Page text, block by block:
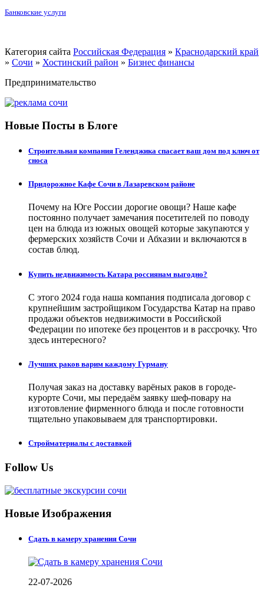
Банковские услуги
Категория сайта Российская Федерация » Краснодарский край
» Сочи » Хостинский район » Бизнес финансы
Предпринимательство
Новые Посты в Блоге
Строительная компания Геленджика спасает ваш дом под ключ от
сноса
Придорожное Кафе Сочи в Лазаревском районе
Почему на Юге России дорогие овощи? Наше кафе
постоянно получает замечания посетителей по поводу
цен на блюда из южных овощей которые закупаются у
фермерских хозяйств Сочи и Абхазии и включаются в
состав блюд.
Купить недвижимость Катара россиянам выгодно?
С этого 2024 года наша компания подписала договор с
крупнейшим застройщиком Государства Катар на право
продажи объектов недвижимости в Российской
Федерации по ипотеке без процентов и в рассрочку. Что
здесь интересного?
Лучших раков варим каждому Гурману
Получая заказ на доставку варёных раков в городе-
курорте Сочи, мы передаём заявку шеф-повару на
изготовление фирменного блюда и после готовности
тщательно упаковываем для транспортировки.
Стройматериалы с доставкой
Follow Us
Новые Изображения
Сдать в камеру хранения Сочи
22-07-2026